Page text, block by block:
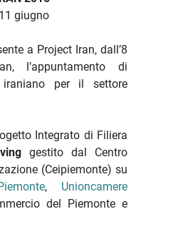
giugno
a Project Iran, dall’8
l’appuntamento di
per il settore
Integrato di Filiera
gestito dal Centro
(Ceipiemonte) su
, Unioncamere
del Piemonte e